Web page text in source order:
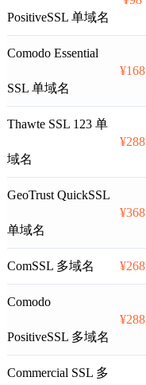
PositiveSSL 单域名
Comodo Essential
SSL 单域名
¥168
Thawte SSL 123 单
域名
¥288
GeoTrust QuickSSL
单域名
¥368
ComSSL 多域名 ¥268
Comodo
PositiveSSL 多域名
¥288
Commercial SSL 多